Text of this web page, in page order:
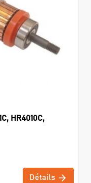
HR4010C,
Détails